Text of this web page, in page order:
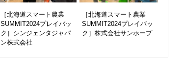
［北海道スマート農業
SUMMIT2024プレイバッ
ク］シンジェンタジャパ
ン株式会社
［北海道スマート農業
SUMMIT2024プレイバッ
ク］株式会社サンホープ